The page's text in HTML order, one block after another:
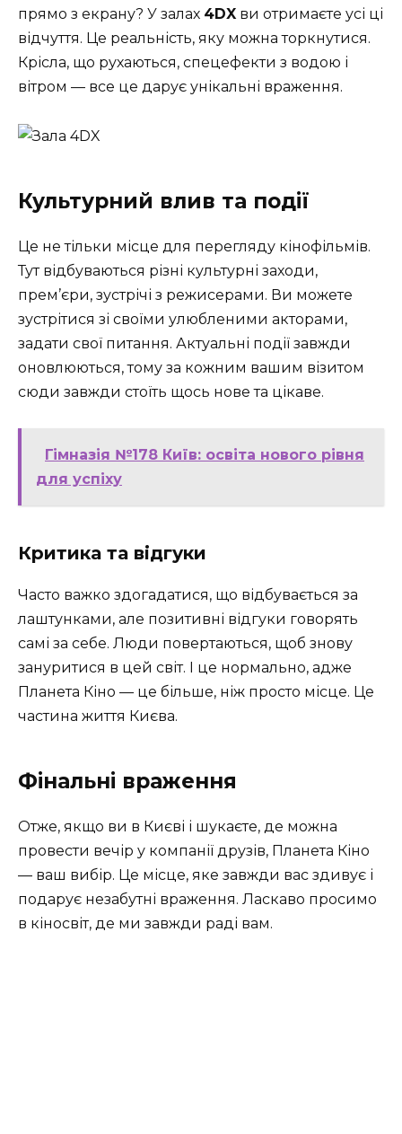
прямо з екрану? У залах 4DX ви отримаєте усі ці
відчуття. Це реальність, яку можна торкнутися.
Крісла, що рухаються, спецефекти з водою і
вітром — все це дарує унікальні враження.
Культурний влив та події
Це не тільки місце для перегляду кінофільмів.
Тут відбуваються різні культурні заходи,
прем’єри, зустрічі з режисерами. Ви можете
зустрітися зі своїми улюбленими акторами,
задати свої питання. Актуальні події завжди
оновлюються, тому за кожним вашим візитом
сюди завжди стоїть щось нове та цікаве.
Гімназія №178 Київ: освіта нового рівня
для успіху
Критика та відгуки
Часто важко здогадатися, що відбувається за
лаштунками, але позитивні відгуки говорять
самі за себе. Люди повертаються, щоб знову
зануритися в цей світ. І це нормально, адже
Планета Кіно — це більше, ніж просто місце. Це
частина життя Києва.
Фінальні враження
Отже, якщо ви в Києві і шукаєте, де можна
провести вечір у компанії друзів, Планета Кіно
— ваш вибір. Це місце, яке завжди вас здивує і
подарує незабутні враження. Ласкаво просимо
в кіносвіт, де ми завжди раді вам.